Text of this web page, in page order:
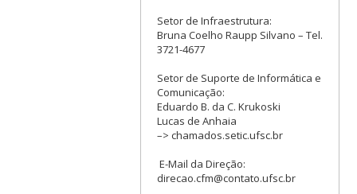
Setor de Infraestrutura:
Bruna Coelho Raupp Silvano – Tel.
3721-4677
Setor de Suporte de Informática e
Comunicação:
Eduardo B. da C. Krukoski
Lucas de Anhaia
–> chamados.setic.ufsc.br
E-Mail da Direção:
direcao.cfm@contato.ufsc.br